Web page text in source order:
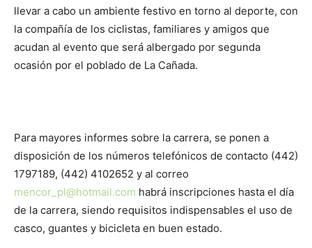
llevar a cabo un ambiente festivo en torno al deporte, con
la compañía de los ciclistas, familiares y amigos que
acudan al evento que será albergado por segunda
ocasión por el poblado de La Cañada.
Para mayores informes sobre la carrera, se ponen a
disposición de los números telefónicos de contacto (442)
1797189, (442) 4102652 y al correo
mencor_pl@hotmail.com habrá inscripciones hasta el día
de la carrera, siendo requisitos indispensables el uso de
casco, guantes y bicicleta en buen estado.